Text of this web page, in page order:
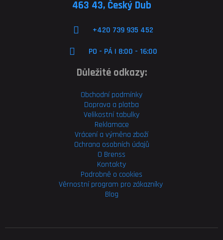
463 43, Český Dub
+420 739 935 452
PO - PÁ | 8:00 - 16:00
Důležité odkazy:
Obchodní podmínky
Doprava a platba
Velikostní tabulky
Reklamace
Vrácení a výměna zboží
Ochrana osobních údajů
O Brenss
Kontakty
Podrobně o cookies
Věrnostní program pro zákazníky
Blog